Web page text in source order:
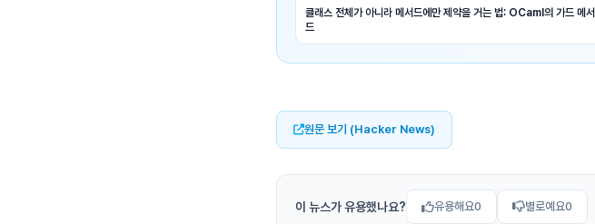
클래스 전체가 아니라 메서드에만 제약을 거는 법: OCaml의 가드 메서
드
원문 보기 (Hacker News)
이 뉴스가 유용했나요? 유용해요0 별로예요0